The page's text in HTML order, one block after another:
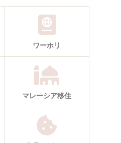
ワーホリ
マレーシア移住